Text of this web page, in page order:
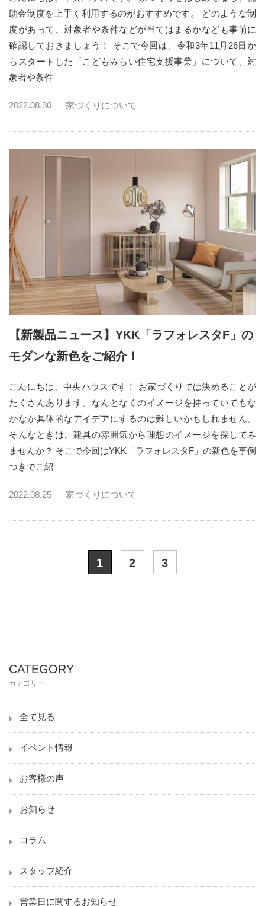
CATEGORY
カテゴリー
全て見る
イベント情報
お客様の声
お知らせ
コラム
スタッフ紹介
営業日に関するお知らせ
助金制度を上手く利用するのがおすすめです。 どのような制
度があって、対象者や条件などが当てはまるかなども事前に
確認しておきましょう！ そこで今回は、令和3年11月26日か
らスタートした「こどもみらい住宅支援事業」について、対
象者や条件
2022.08.30 家づくりについて
【新製品ニュース】YKK「ラフォレスタF」の
モダンな新色をご紹介！
こんにちは、中央ハウスです！ お家づくりでは決めることが
たくさんあります。なんとなくのイメージを持っていてもな
かなか具体的なアイデアにするのは難しいかもしれません。
そんなときは、建具の雰囲気から理想のイメージを探してみ
ませんか？ そこで今回はYKK「ラフォレスタF」の新色を事例
つきでご紹
2022.08.25 家づくりについて
1 2 3